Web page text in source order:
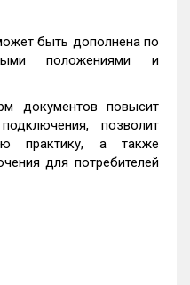
быть дополнена по
положениями и
документов повысит
позволит
практику, а также
для потребителей